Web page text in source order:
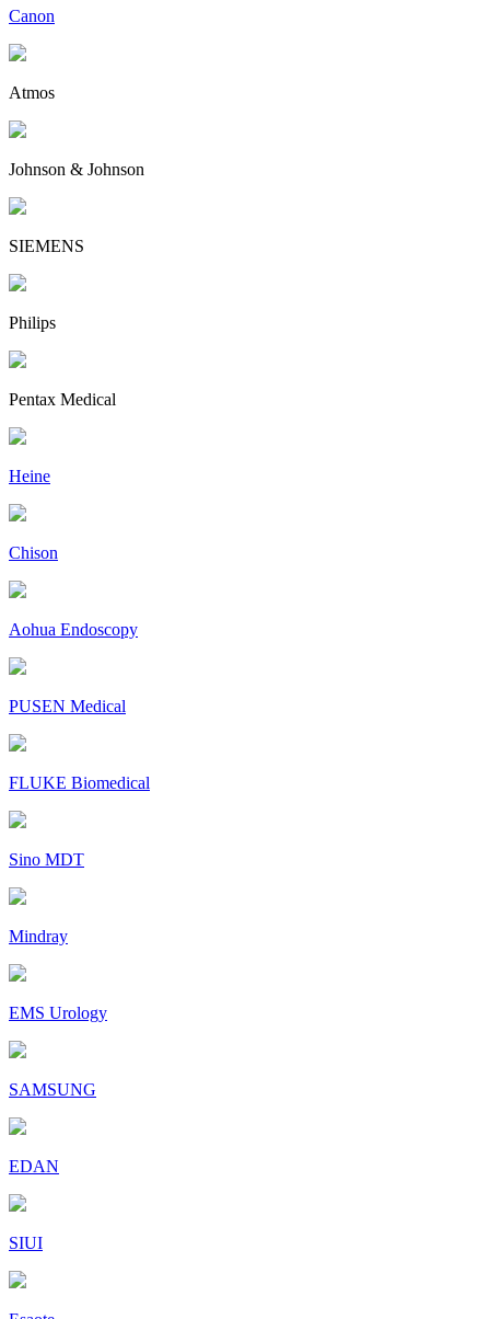
Canon
Atmos
Johnson & Johnson
SIEMENS
Philips
Pentax Medical
Heine
Chison
Aohua Endoscopy
PUSEN Medical
FLUKE Biomedical
Sino MDT
Mindray
EMS Urology
SAMSUNG
EDAN
SIUI